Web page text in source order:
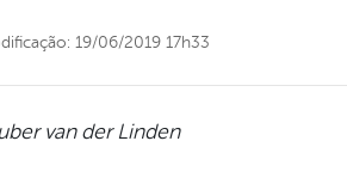
19/06/2019 17h33
van der Linden